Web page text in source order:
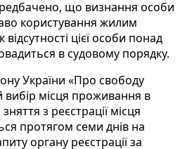
що визнання особи
користування жилим
цієї особи понад
в судовому порядку.
України «Про свободу
вибір місця проживання в
з реєстрації місця
протягом семи днів на
органу реєстрації за